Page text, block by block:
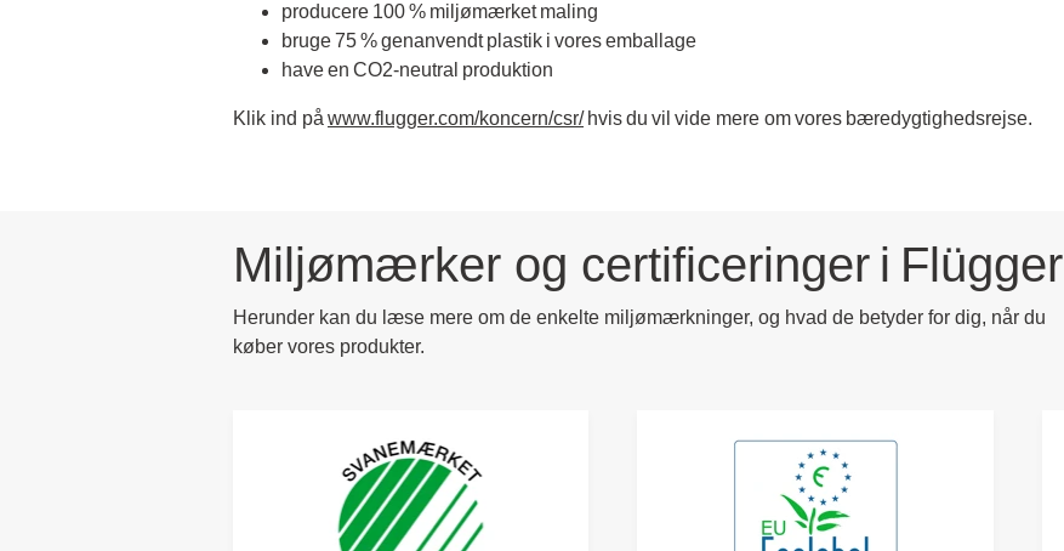
producere 100 % miljømærket maling​
bruge 75 % genanvendt plastik i vores emballage​
have en CO2-neutral produktion​ ​
Klik ind på www.flugger.com/koncern/csr/hvis du vil vide mere om vores bæredygtighedsrejse. ​
Miljømærker og certificeringer i Flügger​
Herunder kan du læse mere om de enkelte miljømærkninger, og hvad de betyder for dig, når du
køber vores produkter.